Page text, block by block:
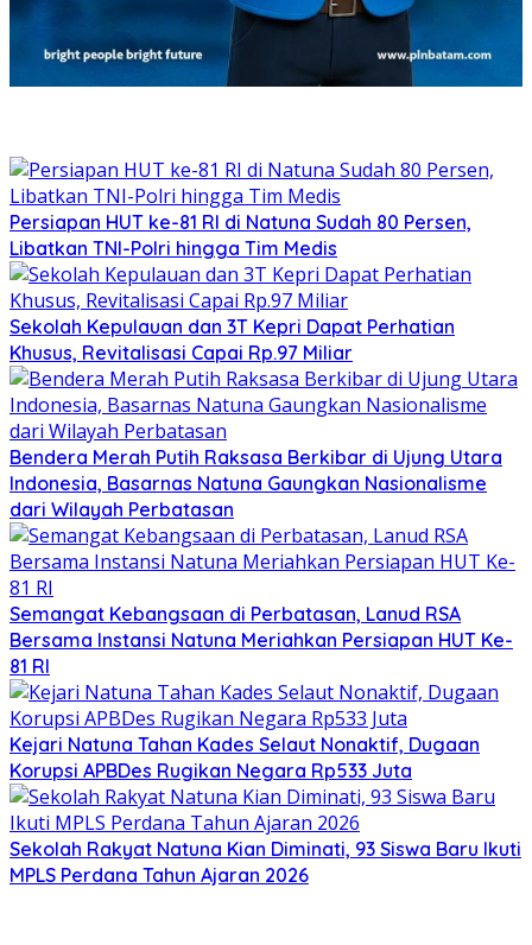
Persiapan HUT ke-81 RI di Natuna Sudah 80 Persen,
Libatkan TNI-Polri hingga Tim Medis
Sekolah Kepulauan dan 3T Kepri Dapat Perhatian
Khusus, Revitalisasi Capai Rp.97 Miliar
Bendera Merah Putih Raksasa Berkibar di Ujung Utara
Indonesia, Basarnas Natuna Gaungkan Nasionalisme
dari Wilayah Perbatasan
Semangat Kebangsaan di Perbatasan, Lanud RSA
Bersama Instansi Natuna Meriahkan Persiapan HUT Ke-
81 RI
Kejari Natuna Tahan Kades Selaut Nonaktif, Dugaan
Korupsi APBDes Rugikan Negara Rp533 Juta
Sekolah Rakyat Natuna Kian Diminati, 93 Siswa Baru Ikuti
MPLS Perdana Tahun Ajaran 2026